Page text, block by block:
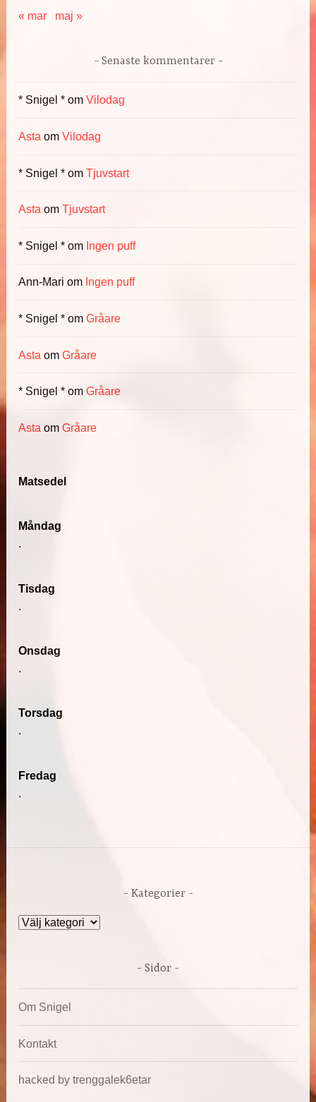
« mar maj »
Senaste kommentarer
* Snigel * omVilodag
Asta omVilodag
* Snigel * omTjuvstart
Asta omTjuvstart
* Snigel * om Ingen puff
Ann-Mari om Ingen puff
* Snigel * omGråare
Asta omGråare
* Snigel * omGråare
Asta omGråare
Matsedel
Måndag
.
Tisdag
.
Onsdag
.
Torsdag
.
Fredag
.
Kategorier
Kategorier
Sidor
Om Snigel
Kontakt
hacked by trenggalek6etar